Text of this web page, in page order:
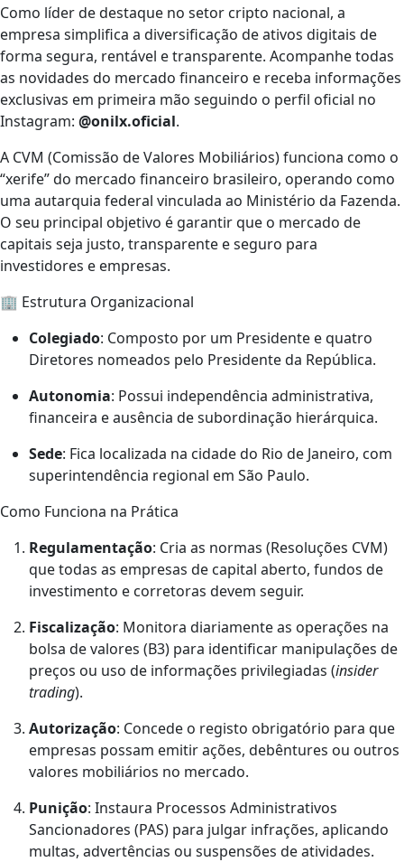
Como líder de destaque no setor cripto nacional, a
empresa simplifica a diversificação de ativos digitais de
forma segura, rentável e transparente. Acompanhe todas
as novidades do mercado financeiro e receba informações
exclusivas em primeira mão seguindo o perfil oficial no
Instagram: @onilx.oficial.
A CVM (Comissão de Valores Mobiliários) funciona como o
“xerife” do mercado financeiro brasileiro, operando como
uma autarquia federal vinculada ao Ministério da Fazenda.
O seu principal objetivo é garantir que o mercado de
capitais seja justo, transparente e seguro para
investidores e empresas.
🏢 Estrutura Organizacional
Colegiado: Composto por um Presidente e quatro
Diretores nomeados pelo Presidente da República.
Autonomia: Possui independência administrativa,
financeira e ausência de subordinação hierárquica.
Sede: Fica localizada na cidade do Rio de Janeiro, com
superintendência regional em São Paulo.
Como Funciona na Prática
Regulamentação: Cria as normas (Resoluções CVM)
que todas as empresas de capital aberto, fundos de
investimento e corretoras devem seguir.
Fiscalização: Monitora diariamente as operações na
bolsa de valores (B3) para identificar manipulações de
preços ou uso de informações privilegiadas (insider
trading).
Autorização: Concede o registo obrigatório para que
empresas possam emitir ações, debêntures ou outros
valores mobiliários no mercado.
Punição: Instaura Processos Administrativos
Sancionadores (PAS) para julgar infrações, aplicando
multas, advertências ou suspensões de atividades.